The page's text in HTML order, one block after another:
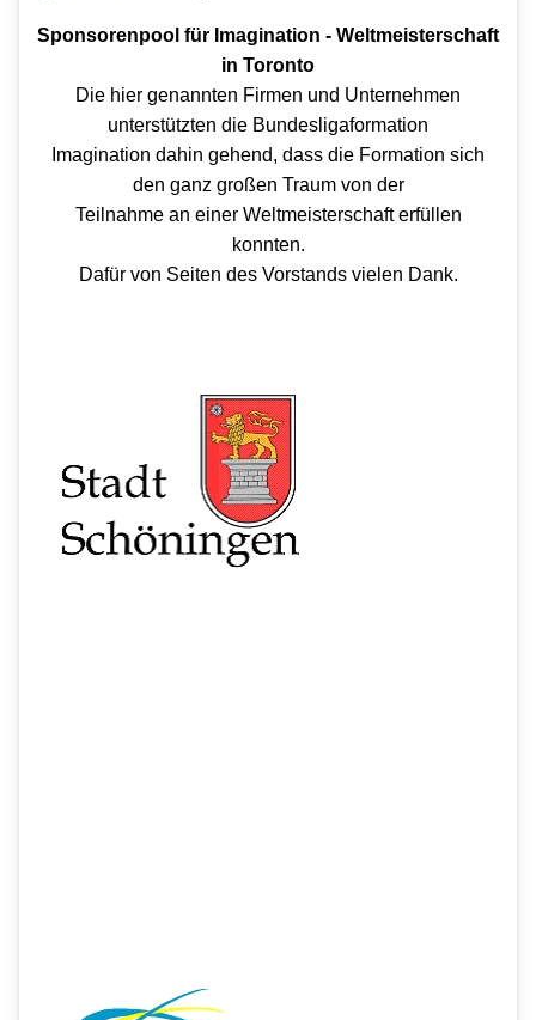
Sponsorenpool für Imagination - Weltmeisterschaft
in Toronto
Die hier genannten Firmen und Unternehmen
unterstützten die Bundesligaformation
Imagination dahin gehend, dass die Formation sich
den ganz großen Traum von der
Teilnahme an einer Weltmeisterschaft erfüllen
konnten.
Dafür von Seiten des Vorstands vielen Dank.